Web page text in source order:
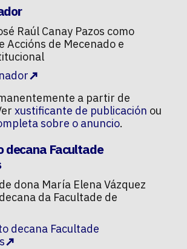
Raúl Canay Pazos como
Accións de Mecenado e
a partir de
xustificante de publicación ou
sobre o anuncio.
decana Facultade
dona María Elena Vázquez
da Facultade de
decana Facultade